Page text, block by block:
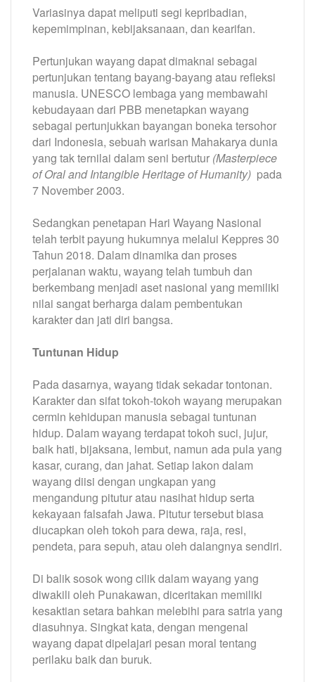
Variasinya dapat meliputi segi kepribadian,
kepemimpinan, kebijaksanaan, dan kearifan.
Pertunjukan wayang dapat dimaknai sebagai
pertunjukan tentang bayang-bayang atau refleksi
manusia. UNESCO lembaga yang membawahi
kebudayaan dari PBB menetapkan wayang
sebagai pertunjukkan bayangan boneka tersohor
dari Indonesia, sebuah warisan Mahakarya dunia
yang tak ternilai dalam seni bertutur (Masterpiece
of Oral and Intangible Heritage of Humanity) pada
7 November 2003.
Sedangkan penetapan Hari Wayang Nasional
telah terbit payung hukumnya melalui Keppres 30
Tahun 2018. Dalam dinamika dan proses
perjalanan waktu, wayang telah tumbuh dan
berkembang menjadi aset nasional yang memiliki
nilai sangat berharga dalam pembentukan
karakter dan jati diri bangsa.
Tuntunan Hidup
Pada dasarnya, wayang tidak sekadar tontonan.
Karakter dan sifat tokoh-tokoh wayang merupakan
cermin kehidupan manusia sebagai tuntunan
hidup. Dalam wayang terdapat tokoh suci, jujur,
baik hati, bijaksana, lembut, namun ada pula yang
kasar, curang, dan jahat. Setiap lakon dalam
wayang diisi dengan ungkapan yang
mengandung pitutur atau nasihat hidup serta
kekayaan falsafah Jawa. Pitutur tersebut biasa
diucapkan oleh tokoh para dewa, raja, resi,
pendeta, para sepuh, atau oleh dalangnya sendiri.
Di balik sosok wong cilik dalam wayang yang
diwakili oleh Punakawan, diceritakan memiliki
kesaktian setara bahkan melebihi para satria yang
diasuhnya. Singkat kata, dengan mengenal
wayang dapat dipelajari pesan moral tentang
perilaku baik dan buruk.